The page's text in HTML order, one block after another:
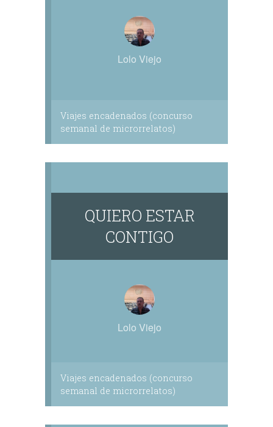
Lolo Viejo
Viajes encadenados (concurso
semanal de microrrelatos)
QUIERO ESTAR
CONTIGO
Lolo Viejo
Viajes encadenados (concurso
semanal de microrrelatos)